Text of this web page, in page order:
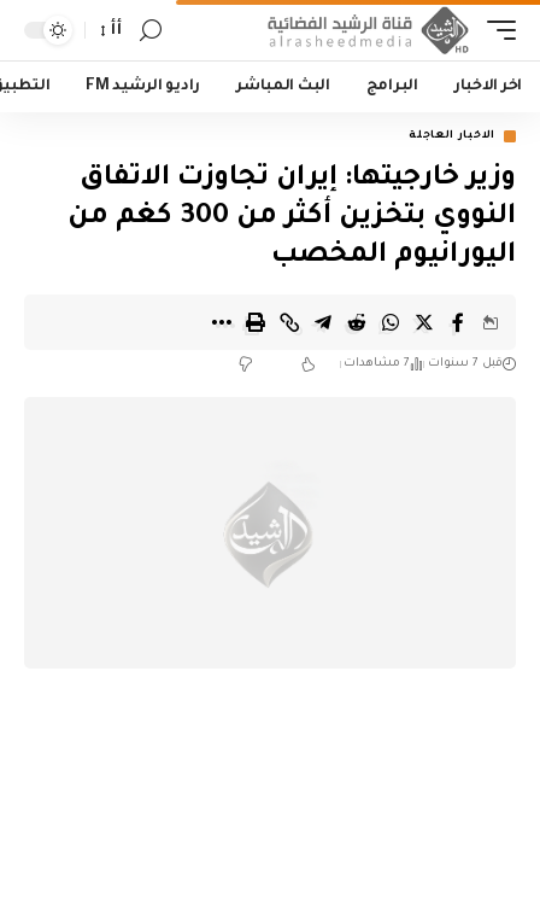
أأ
اخر الاخبار البرامج البث المباشر راديو الرشيد FM
الاخبار العاجلة
وزير خارجيتها: إيران تجاوزت الاتفاق
النووي بتخزين أكثر من 300 كغم من
اليورانيوم المخصب
قبل 7 سنوات 7 مشاهدات